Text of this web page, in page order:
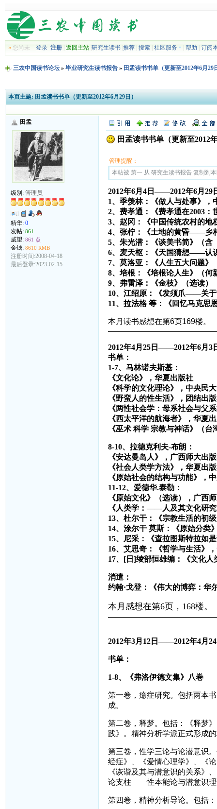
»您尚未 登录 注册| 返回主站| 研究生读书| 推荐| 搜索| 社区服务 帮助 订阅
三农中国读书论坛» 毕业研究生读书报告» 田孟读书书单（更新至2012年6月29
本页主题: 田孟读书书单（更新至2012年6月29日）
田孟
级别: 管理员
精华: 0
发帖: 861
威望: 861 点
金钱: 8610 RMB
注册时间:2008-04-18
最后登录:2023-02-15
田孟读书书单（更新至2012
管理提醒：
本帖被 第一 从 研究生读书报告 复制到
2012年6月4日——2012年6月29
1、季羡林：《做人与处事》，
2、费孝通：《费孝通在2003
3、赵冈：《中国传统农村的地
4、张柠：《土地的黄昏——乡
5、朱光潜：《谈美书简》（含
6、麦天枢：《天国猜想——认
7、莫洛亚：《人生五大问题》
8、培根：《培根论人生》（何
9、弗雷泽：《金枝》（选读）
10、江绍原：《发须爪——关
11、拉法格 等：《回忆马克思
本月读书感想在第6页169楼。
2012年4月25日——2012年6月3
书单：
1-7、马林诺夫斯基：
《文化论》，华夏出版社
《科学的文化理论》，中央民
《野蛮人的性生活》，团结出
《两性社会学：母系社会与父
《西太平洋的航海者》，华夏
《巫术 科学 宗教与神话》（台
8-10、拉德克利夫-布朗：
《安达曼岛人》，广西师大出
《社会人类学方法》，华夏出
《原始社会的结构与功能》，
11-12、爱德华.泰勒：
《原始文化》（选读），广西
《人类学：——人及其文化研
13、杜尔干：《宗教生活的初
14、涂尔干 莫斯：《原始分类
15、尼采：《查拉图斯特拉如
16、艾思奇：《哲学与生活》
17、[日]绫部恒雄编：《文化人
消遣：
约翰·戈登：《伟大的博弈：华
本月感想在第6页，168楼。
2012年3月 12日——2012年4月 24
书单：
1-8、《弗洛伊德文集》八卷
第一卷，癔症研究。包括两本
成。
第二卷，释梦。包括：《释梦
践》。精神分析学派正式形成
第三卷，性学三论与论潜意识
经症》、《爱情心理学》、《
《诙谐及其与潜意识的关系》
论支柱——性本能论与潜意识
第四卷，精神分析导论。包括